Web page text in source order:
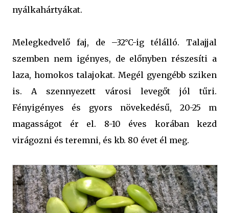
nyálkahártyákat.
Melegkedvelő faj, de –32°C-ig télálló. Talajjal
szemben nem igényes, de előnyben részesíti a
laza, homokos talajokat. Megél gyengébb sziken
is. A szennyezett városi levegőt jól tűri.
Fényigényes és gyors növekedésű, 20-25 m
magasságot ér el. 8-10 éves korában kezd
virágozni és teremni, és kb. 80 évet él meg.